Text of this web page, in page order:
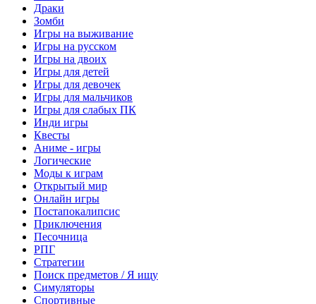
Драки
Зомби
Игры на выживание
Игры на русском
Игры на двоих
Игры для детей
Игры для девочек
Игры для мальчиков
Игры для слабых ПК
Инди игры
Квесты
Аниме - игры
Логические
Моды к играм
Открытый мир
Онлайн игры
Постапокалипсис
Приключения
Песочница
РПГ
Стратегии
Поиск предметов / Я ищу
Симуляторы
Спортивные